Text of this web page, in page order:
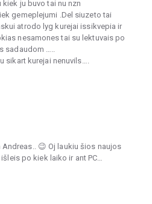
kiek ju buvo tai nu nzn
gemeplejumi .Del siuzeto tai
atrodo lyg kurejai issikvepia ir
nesamones tai su lektuvais po
sadaudom …..
sikart kurejai nenuvils….
😉 Oj laukiu šios naujos
po kiek laiko ir ant PC…